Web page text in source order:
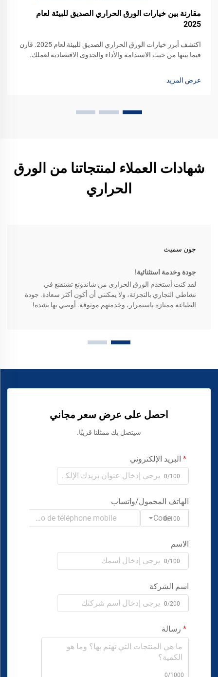
مقارنة بين خيارات الورق الحراري الصديق للبيئة لعام
2025
اكتشف أبرز خيارات الورق الحراري الصديق للبيئة لعام 2025. قارن
فيما بينها من حيث الاستدامة والأداء والجدوى الاقتصادية لعملك.
عرض المزيد
شهادات العملاء لمنتجاتنا من الورق
الحراري
جون سميث
جودة وخدمة استثنائية!
لقد كنت أستخدم الورق الحراري من شاندونغ تشنفنغ في
نشاطي التجاري بالتجزئة، ولا يمكنني أن أكون أكثر سعادة. جودة
الطباعة ممتازة باستمرار، وخدمتهم موثوقة. أوصي بها بشدة!
احصل على عرض سعر مجاني
سيتصل بك ممثلنا قريبًا.
البريد الإلكتروني
0/100
الهاتف المحمول/واتساب
Code0/100
الاسم
0/100
اسم الشركة
0/200
رسالة
0/1000